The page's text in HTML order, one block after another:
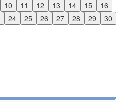
10 11 12 13 14 15
16
24 25 26 27 28 29
30